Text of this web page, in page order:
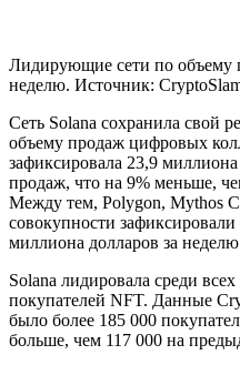
Лидирующие сети по объему
неделю. Источник:
Сеть Solana сохранила свой
объему продаж цифровых
зафиксировала 23,9
продаж, что на 9% меньше,
Между тем, Polygon, Mythos
совокупности
миллиона долларов за
Solana лидировала среди
покупателей NFT. Данные
было более 185 000
больше, чем 117 000 на